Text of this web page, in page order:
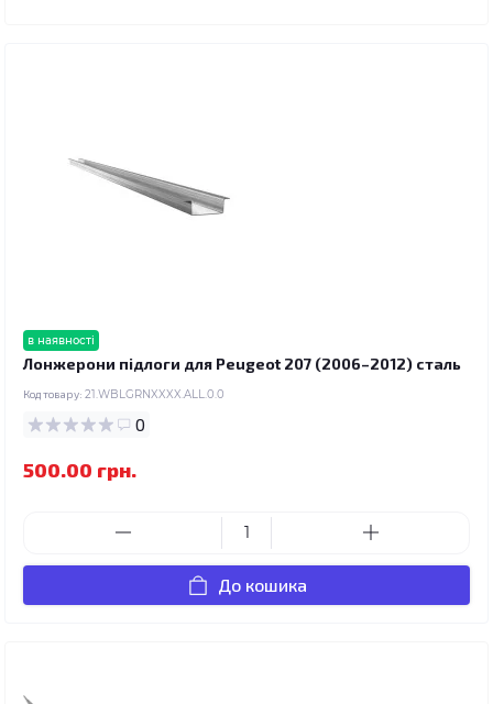
в наявності
Лонжерони підлоги для Peugeot 207 (2006–2012) сталь
Код товару: 21.WBLGRNXXXX.ALL.0.0
0
500.00 грн.
До кошика